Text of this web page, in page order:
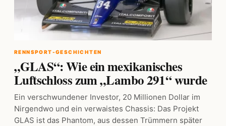
RENNSPORT-GESCHICHTEN
„GLAS“: Wie ein mexikanisches
Luftschloss zum „Lambo 291“ wurde
Ein verschwundener Investor, 20 Millionen Dollar im
Nirgendwo und ein verwaistes Chassis: Das Projekt
GLAS ist das Phantom, aus dessen Trümmern später